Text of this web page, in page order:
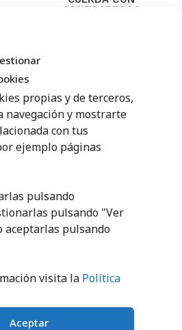
propias y de terceros,
navegación y mostrarte
con tus
ejemplo páginas
pulsando
pulsando "Ver
aceptarlas pulsando
visita la Política
Aceptar
CONTRAPESOS